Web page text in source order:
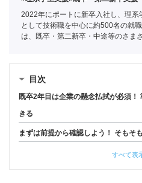
2022年にポートに新卒入社し、理
として技術職を中心に約500名の就
は、既卒・第二新卒・中途等のさま
目次
既卒2年目は企業の懸念払拭が必須
きる
まずは前提から確認しよう！ そもそ
すべて表